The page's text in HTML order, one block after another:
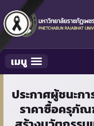
Toggle navigation
เมนู
ประกาศผู้ชนะก
ราคาซื้อครุภั